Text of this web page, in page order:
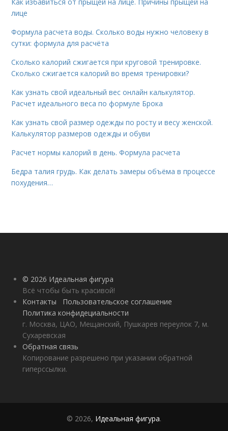
Как избавиться от прыщей на лице. Причины прыщей на
лице
Формула расчета воды. Сколько воды нужно человеку в
сутки: формула для расчёта
Сколько калорий сжигается при круговой тренировке.
Сколько сжигается калорий во время тренировки?
Как узнать свой идеальный вес онлайн калькулятор.
Расчет идеального веса по формуле Брока
Как узнать свой размер одежды по росту и весу женской.
Калькулятор размеров одежды и обуви
Расчет нормы калорий в день. Формула расчета
Бедра талия грудь. Как делать замеры объёма в процессе
похудения…
© 2026 Идеальная фигура
Всё чтобы быть красивой!
Контакты
Пользовательское соглашение
Политика конфидециальности
г. Москва, ЦАО, Мещанский, Пушкарев переулок 7, м.
Сухаревская
Обратная связь
Копирование разрешено при указании обратной
гиперссылки.
© 2026, Идеальная фигура.